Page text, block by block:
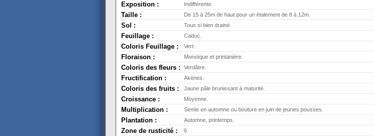
Exposition : Indifférente.
Taille : De 15 à 25m de haut pour un étalement de 8 à 12m.
Sol : Tous si bien drainé.
Feuillage : Caduc.
Coloris Feuillage : Vert.
Floraison : Monoïque et printanière.
Coloris des fleurs : Verdâtre.
Fructification : Akènes.
Coloris des fruits : Jaune pâle brunissant à maturité.
Croissance : Moyenne.
Multiplication : Semis en automne ou bouture en juin de jeunes pousses.
Plantation : Automne, printemps.
Zone de rusticité : 6